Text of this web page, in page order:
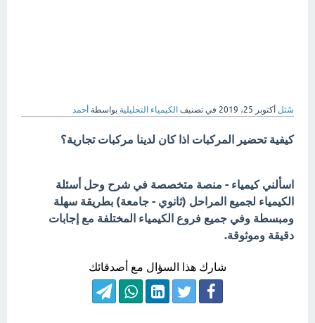
سُئل أكتوبر 25، 2019 في تصنيف الكيمياء التحليلية بواسطة أحمد
كيفية تحضير المركبات اذا كان لدينا مركبات تجارية؟
اسألني كيمياء - منصة متخصصة في شرح وحل أسئلة
الكيمياء لجميع المراحل (ثانوي - جامعة) بطريقة سهلة
ومبسطة وفي جميع فروع الكيمياء المختلفة مع إجابات
دقيقة وموثوقة.
شارك هذا السؤال مع أصدقائك